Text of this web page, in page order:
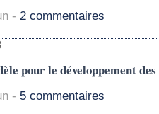
- 2 commentaires
pour le développement
- 5 commentaires